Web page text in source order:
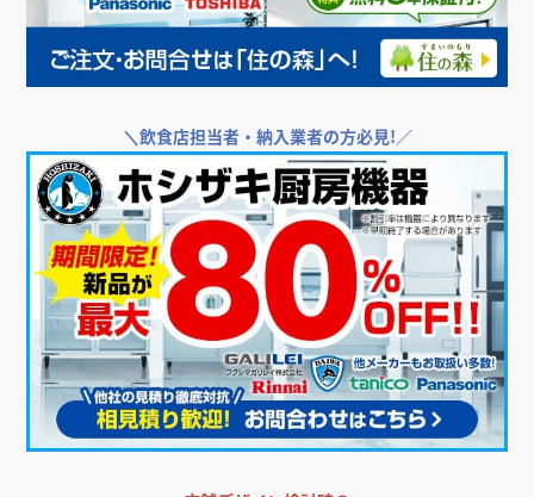
店舗・オフィス運営者様向け支援サービス
＼飲食店・店舗向けエアコンをお探しなら／